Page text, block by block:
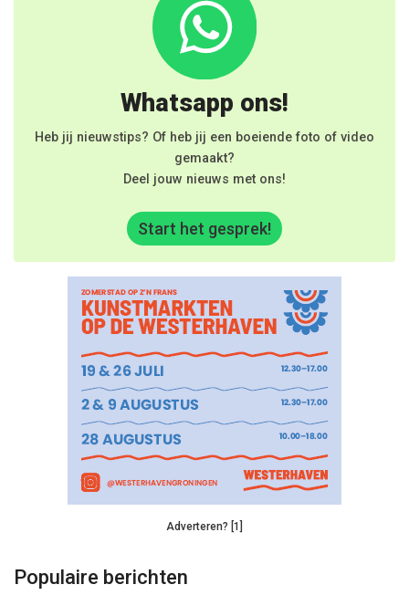
Whatsapp ons!
Heb jij nieuwstips? Of heb jij een boeiende foto of video
gemaakt?
Deel jouw nieuws met ons!
Start het gesprek!
Adverteren? [1]
Populaire berichten